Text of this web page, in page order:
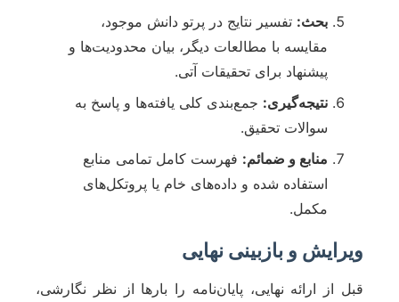
بحث: تفسیر نتایج در پرتو دانش موجود،
مقایسه با مطالعات دیگر، بیان محدودیت‌ها و
پیشنهاد برای تحقیقات آتی.
نتیجه‌گیری: جمع‌بندی کلی یافته‌ها و پاسخ به
سوالات تحقیق.
منابع و ضمائم: فهرست کامل تمامی منابع
استفاده شده و داده‌های خام یا پروتکل‌های
مکمل.
ویرایش و بازبینی نهایی
قبل از ارائه نهایی، پایان‌نامه را بارها از نظر نگارشی،